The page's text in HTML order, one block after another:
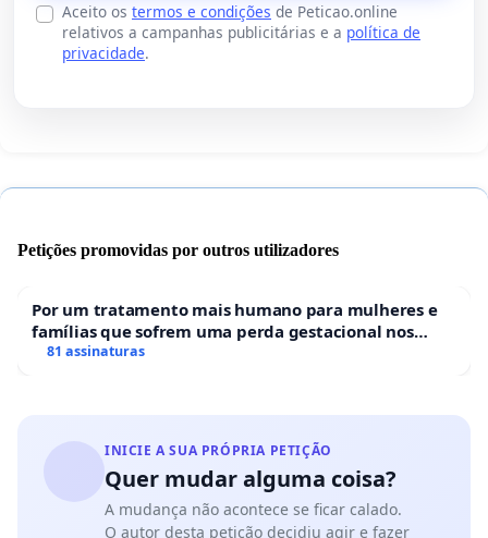
Aceito os termos e condições de Peticao.online
relativos a campanhas publicitárias e a política de
privacidade.
Petições promovidas por outros utilizadores
Por um tratamento mais humano para mulheres e
famílias que sofrem uma perda gestacional nos
hospitais portugueses
81 assinaturas
INICIE A SUA PRÓPRIA PETIÇÃO
Quer mudar alguma coisa?
A mudança não acontece se ficar calado.
O autor desta petição decidiu agir e fazer